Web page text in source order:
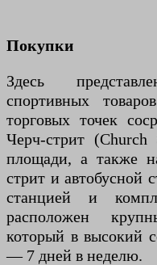
Покупки
Здесь
спортивных
торговых точек
Черч-стрит (Church
площади, а также
стрит и автобусной
станцией и
расположен
который в высокий
— 7 дней в неделю.